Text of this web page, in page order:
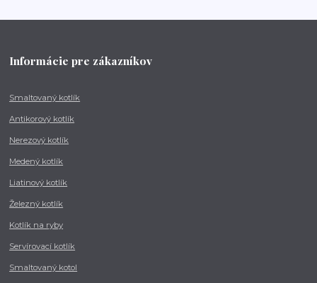
Informácie pre zákazníkov
Smaltovaný kotlík
Antikorový kotlík
Nerezový kotlík
Medený kotlík
Liatinový kotlík
Železný kotlík
Kotlík na ryby
Servírovací kotlík
Smaltovaný kotol